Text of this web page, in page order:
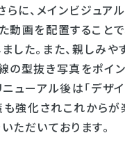
らに、メインビジュア
動画を配置することで
した。また、親しみや
の型抜き写真をポイ
ニューアル後は「デザ
も強化されこれからが
ただいております。